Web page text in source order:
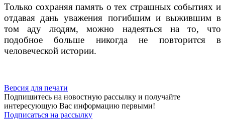
Только сохраняя память о тех страшных событиях и
отдавая дань уважения погибшим и выжившим в
том аду людям, можно надеяться на то, что
подобное больше никогда не повторится в
человеческой истории.
Версия для печати
Подпишитесь на новостную рассылку и получайте
интересующую Вас информацию первыми!
Подписаться на рассылку